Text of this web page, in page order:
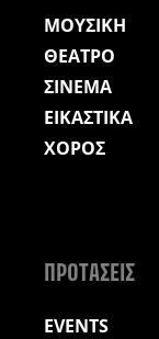
ΜΟΥΣΙΚΗ
ΘΕΑΤΡΟ
ΣΙΝΕΜΑ
ΕΙΚΑΣΤΙΚΑ
ΧΟΡΟΣ
ΠΡΟΤΑΣΕΙΣ
EVENTS